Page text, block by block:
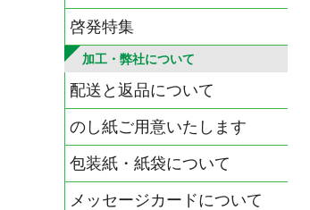
啓発特集
加工・弊社について
配送と返品について
のし紙ご用意いたします
包装紙・紙袋について
メッセージカードについて